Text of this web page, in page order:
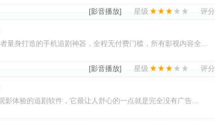
[影音播放] 星级 评分
量身打造的手机追剧神器，全程无付费门槛，所有影视内容全...
[影音播放] 星级 评分
体验的追剧软件，它最让人舒心的一点就是完全没有广告...